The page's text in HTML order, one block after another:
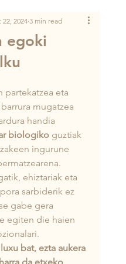
egoki
22, 2024 3 min read
partekatzea eta
mugatzea
handia
biologiko guztiak
ingurune
ehiztariak eta
sarbiderik ez
gabe gera
egiten die haien
bat, ezta aukera